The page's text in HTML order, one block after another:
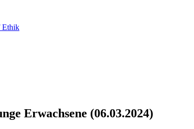
Ethik
Erwachsene (06.03.2024)